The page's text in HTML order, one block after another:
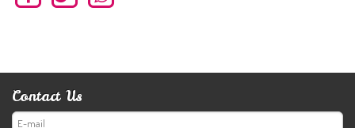
Contact Us